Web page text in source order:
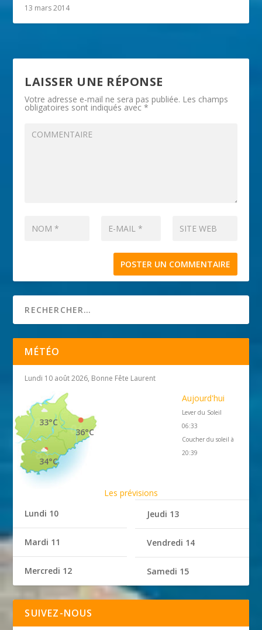
13 mars 2014
LAISSER UNE RÉPONSE
Votre adresse e-mail ne sera pas publiée. Les champs
obligatoires sont indiqués avec*
MÉTÉO
Lundi 10 août 2026, Bonne Fête Laurent
36°C
33°C
34°C
Aujourd'hui
Lever du Soleil
06:33
Coucher du soleil à
20:39
Les prévisions
Lundi 10
Mardi 11
Mercredi 12
Jeudi 13
Vendredi 14
Samedi 15
SUIVEZ-NOUS